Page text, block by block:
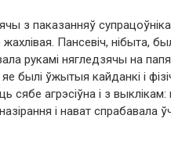
з паказанняў
жахлівая. Пансевіч, нібыта,
рукамі нягледзячы на
былі ўжытыя кайданкі і
сябе агрэсіўна і з
і нават